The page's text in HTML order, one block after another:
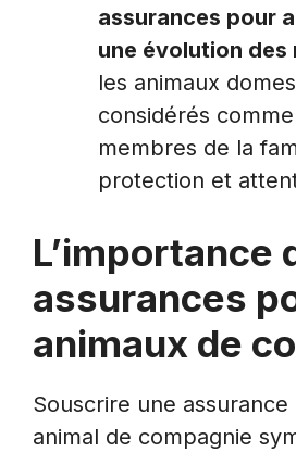
assurances pour
une évolution des
les animaux
considérés
membres de la
protection et
L’importance
assurances
animaux de
Souscrire une
animal de compagnie